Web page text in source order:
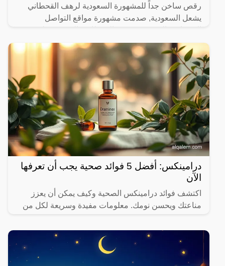
رقص ساخن جداً للمشهورة السعودية لرهف القحطاني
يشعل السعودية, صدمت مشهورة مواقع التواصل
رقصها والميكاج الذي
درامينكس: أفضل 5 فوائد صحية يجب أن تعرفها
الآن
اكتشف فوائد درامينكس الصحية وكيف يمكن أن يعزز
مناعتك ويحسن نومك. معلومات مفيدة وسريعة لكل من